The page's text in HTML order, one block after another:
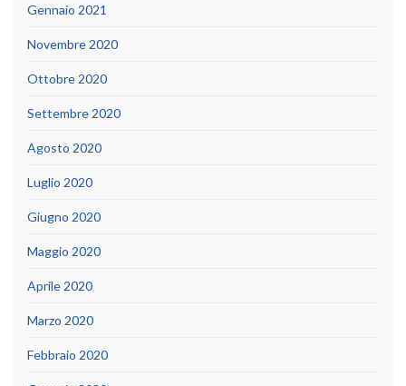
Gennaio 2021
Novembre 2020
Ottobre 2020
Settembre 2020
Agosto 2020
Luglio 2020
Giugno 2020
Maggio 2020
Aprile 2020
Marzo 2020
Febbraio 2020